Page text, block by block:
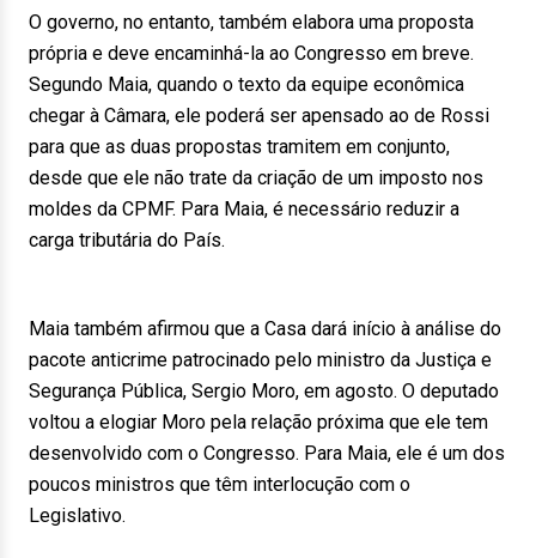
O governo, no entanto, também elabora uma proposta
própria e deve encaminhá-la ao Congresso em breve.
Segundo Maia, quando o texto da equipe econômica
chegar à Câmara, ele poderá ser apensado ao de Rossi
para que as duas propostas tramitem em conjunto,
desde que ele não trate da criação de um imposto nos
moldes da CPMF. Para Maia, é necessário reduzir a
carga tributária do País.
Maia também afirmou que a Casa dará início à análise do
pacote anticrime patrocinado pelo ministro da Justiça e
Segurança Pública, Sergio Moro, em agosto. O deputado
voltou a elogiar Moro pela relação próxima que ele tem
desenvolvido com o Congresso. Para Maia, ele é um dos
poucos ministros que têm interlocução com o
Legislativo.